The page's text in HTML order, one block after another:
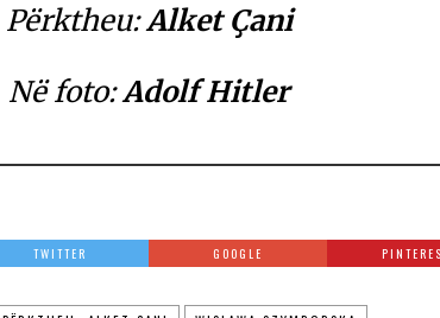
Përktheu:Alket Çani
Në foto:Adolf Hitler
TWITTER GOOGLE